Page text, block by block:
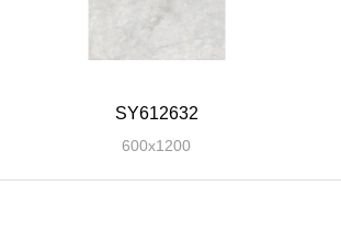
SY612632
600x1200